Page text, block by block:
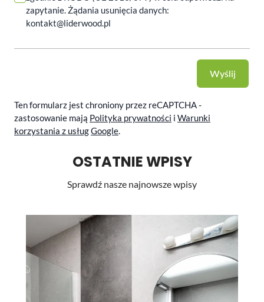
zapytanie. Żądania usunięcia danych:
kontakt@liderwood.pl
Wyślij
Ten formularz jest chroniony przez reCAPTCHA -
zastosowanie mają Polityka prywatności i Warunki
korzystania z usługGoogle.
OSTATNIE WPISY
Sprawdź nasze najnowsze wpisy